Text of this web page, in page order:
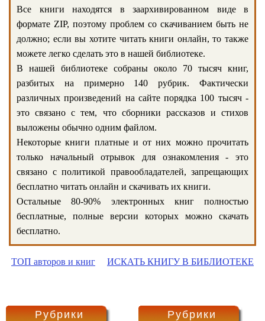
Все книги находятся в заархивированном виде в
формате ZIP, поэтому проблем со скачиванием быть не
должно; если вы хотите читать книги онлайн, то также
можете легко сделать это в нашей библиотеке.
В нашей библиотеке собраны около 70 тысяч книг,
разбитых на примерно 140 рубрик. Фактически
различных произведений на сайте порядка 100 тысяч -
это связано с тем, что сборники рассказов и стихов
выложены обычно одним файлом.
Некоторые книги платные и от них можно прочитать
только начальный отрывок для ознакомления - это
связано с политикой правообладателей, запрещающих
бесплатно читать онлайн и скачивать их книги.
Остальные 80-90% электронных книг полностью
бесплатные, полные версии которых можно скачать
бесплатно.
ТОП авторов и книг ИСКАТЬ КНИГУ В БИБЛИОТЕКЕ
Рубрики Рубрики